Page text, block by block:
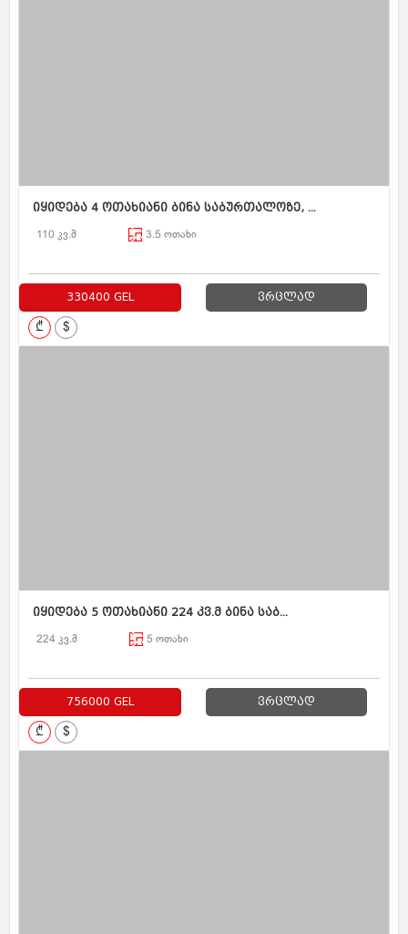
იყიდება 4 ოთახიანი ბინა საბურთალოზე, ...
110 კვ.მ 3.5 ოთახი
330400 GEL ვრცლად
₾ $
იყიდება 5 ოთახიანი 224 კვ.მ ბინა საბ...
224 კვ.მ 5 ოთახი
756000 GEL ვრცლად
₾ $